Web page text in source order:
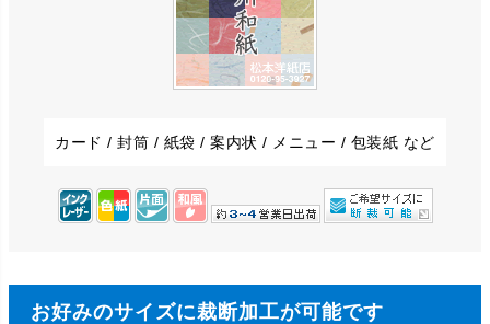
カード / 封筒 / 紙袋 / 案内状 / メニュー / 包装紙 など
お好みのサイズに裁断加工が可能です